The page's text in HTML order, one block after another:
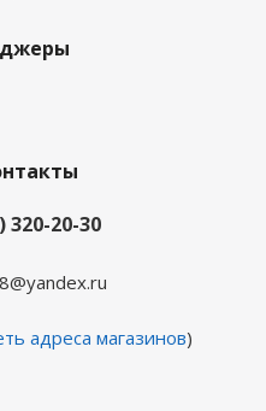
320-20-30
адреса магазинов)